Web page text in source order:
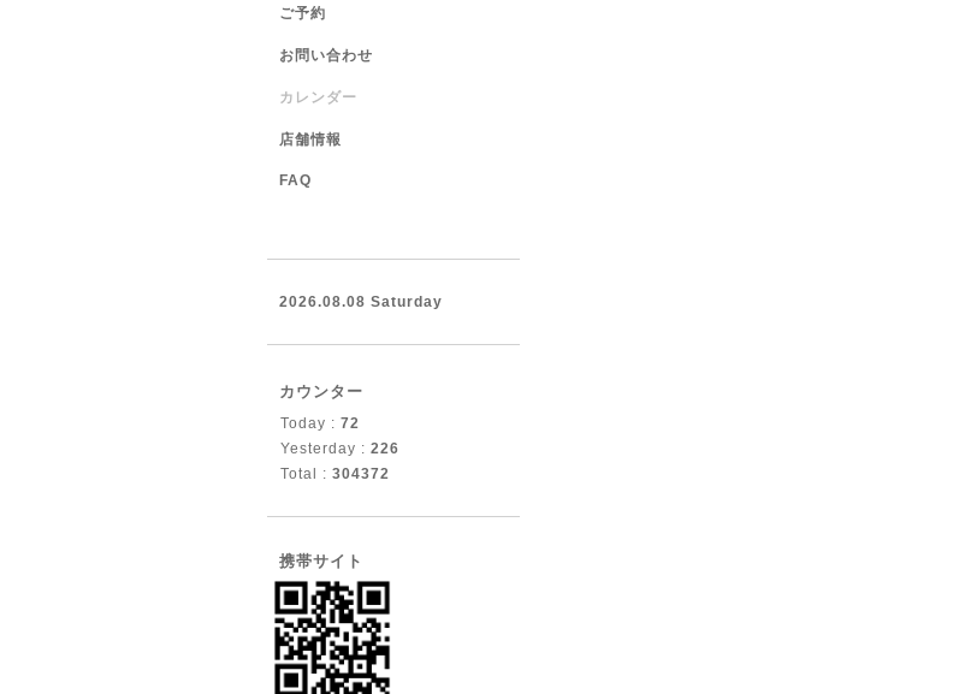
ご予約
お問い合わせ
カレンダー
店舗情報
FAQ
2026.08.08 Saturday
カウンター
Today : 72
Yesterday : 226
Total : 304372
携帯サイト